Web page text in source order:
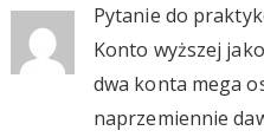
Pytanie do
Konto wyższej
dwa konta mega
naprzemiennie